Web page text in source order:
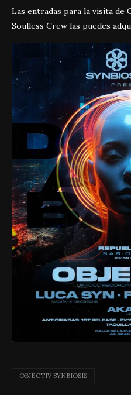
Las entradas para la visita de
Soulless Crew las puedes
OBJECTIV SYNBIOSIS